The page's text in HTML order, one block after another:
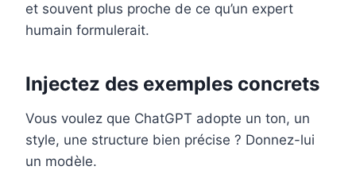
et souvent plus proche de ce qu’un expert
humain formulerait.
Injectez des exemples concrets
Vous voulez que ChatGPT adopte un ton, un
style, une structure bien précise ? Donnez-lui
un modèle.